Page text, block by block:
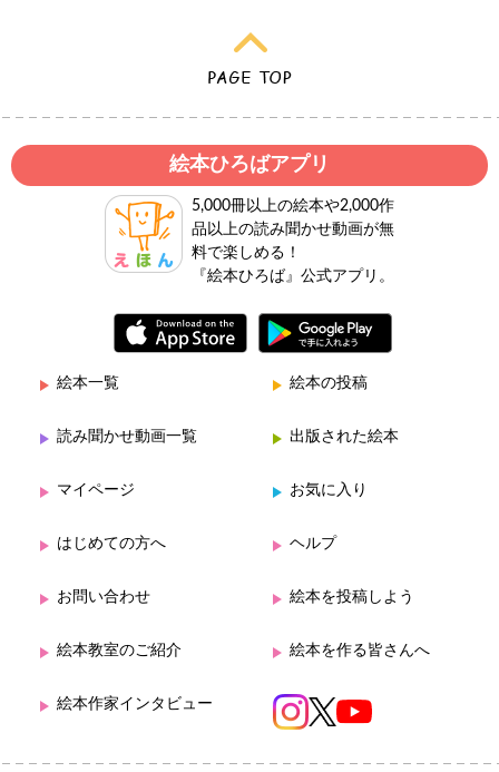
絵本ひろばアプリ
5,000冊以上の絵本や2,000作
品以上の読み聞かせ動画が無
料で楽しめる！
『絵本ひろば』公式アプリ。
絵本一覧 絵本の投稿
読み聞かせ動画一覧 出版された絵本
マイページ お気に入り
はじめての方へ ヘルプ
お問い合わせ 絵本を投稿しよう
絵本教室のご紹介 絵本を作る皆さんへ
絵本作家インタビュー